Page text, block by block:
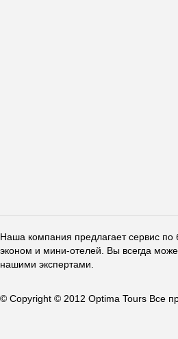
Наша компания предлагает сервис по
эконом и мини-отелей. Вы всегда
нашими экспертами.
© Copyright © 2012 Optima Tours Все